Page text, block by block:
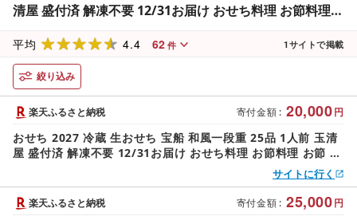
清屋 盛付済 解凍不要 12/31お届け おせち料理 お節料理
知県 大府市 | [玉清屋 生おせち 宝船]
平均 4.4 62 件 1サイトで掲載
絞り込み
寄付金額 : 20,000円
楽天ふるさと納税
おせち 2027 冷蔵 生おせち 宝船 和風一段重 25品 1人前 玉清
屋 盛付済 解凍不要 12/31お届け おせち料理 お節料理 お節 御
節 お正月 重箱 縁起物 迎春 年末配送 冷蔵おせち 愛知県 大府
市 | [玉清屋 生おせち 宝船]
サイトに行く
寄付金額 : 25,000円
楽天ふるさと納税